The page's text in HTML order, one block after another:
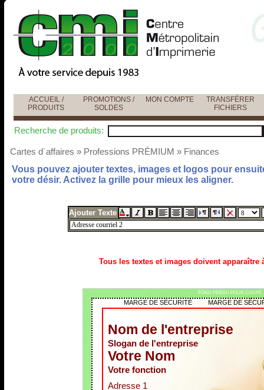
ACCUEIL /
PRODUITS
PROMOTIONS /
SOLDES
MON COMPTE
TRANSFÉRER
FICHIERS
Recherche de produits:
Cartes d`affaires » Professions PRÉMIUM » Finances
Vous pouvez ajouter textes, images et logos pour
votre désir. Activez la grille pour mieux les aligner.
Ajouter Texte
Nom de l'entreprise
Slogan de l'entreprise
Votre Nom
Votre fonction
Adresse 1
FOND PERDU POUR COUPE
MARGE DE SÉCURITÉ MARGE DE
Tous les textes et images doivent apparaître